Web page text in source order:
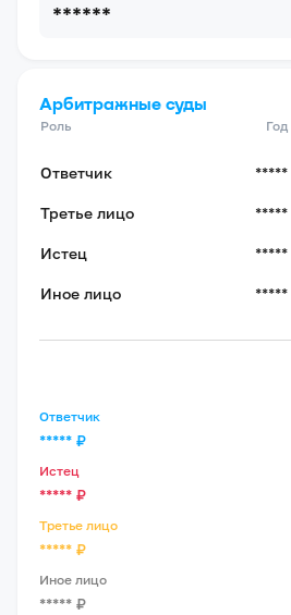
******
Арбитражные суды
Роль Год
Ответчик *****
Третье лицо *****
Истец *****
Иное лицо *****
Ответчик
***** ₽
Истец
***** ₽
Третье лицо
***** ₽
Иное лицо
***** ₽